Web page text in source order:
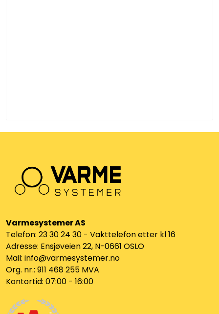
Varmesystemer AS
Telefon: 23 30 24 30 - Vakttelefon etter kl 16
Adresse: Ensjøveien 22, N-0661 OSLO
Mail: info@varmesystemer.no
Org. nr.: 911 468 255 MVA
Kontortid: 07:00 - 16:00